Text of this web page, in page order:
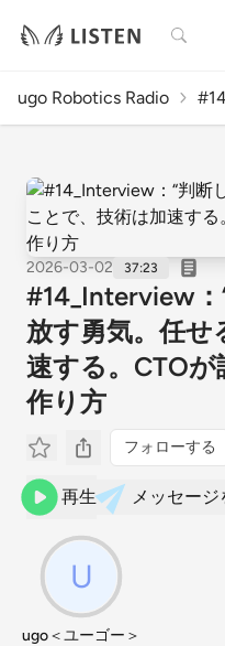
検索
ugo Robotics Radio
2026-03-02 37:23
#14_Interview
放す勇気。任せ
速する。CTO
作り方
フォローする
再生 メッセージ
ugo＜ユーゴー＞